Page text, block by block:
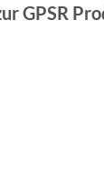
GPSR